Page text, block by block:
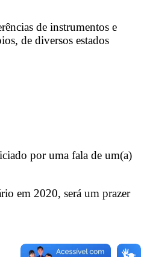
de instrumentos e
de diversos estados
por uma fala de um(a)
em 2020, será um prazer